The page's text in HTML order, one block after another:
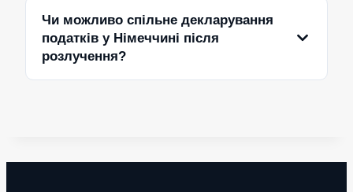
Чи можливо спільне декларування
податків у Німеччині після
розлучення?